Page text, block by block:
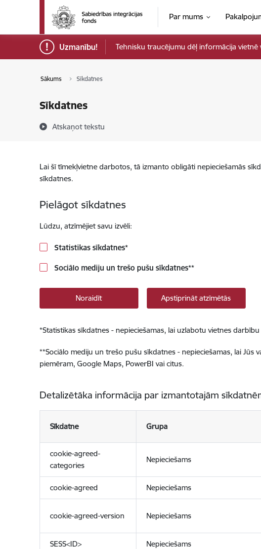
Pāriet uz lapas saturu
Par mums
Uzmanību! Tehnisku traucējumu dēļ informācija
Sākums Sīkdatnes
Sīkdatnes
Atskaņot tekstu
Lai šī tīmekļvietne darbotos, tā izmanto obligāti nepieciešamās
sīkdatnes.
Pielāgot sīkdatnes
Lūdzu, atzīmējiet savu izvēli:
Statistikas sīkdatnes*
Sociālo mediju un trešo pušu sīkdatnes**
Noraidīt Apstiprināt atzīmētās
*Statistikas sīkdatnes - nepieciešamas, lai uzlabotu vietnes
**Sociālo mediju un trešo pušu sīkdatnes - nepieciešamas, lai
piemēram, Google Maps, PowerBI vai citus.
Detalizētāka informācija par izmantotajām
Sīkdatne Grupa
cookie-agreed-
categories
Nepieciešams
cookie-agreed Nepieciešams
cookie-agreed-version Nepieciešams
SESS<ID> Nepieciešams